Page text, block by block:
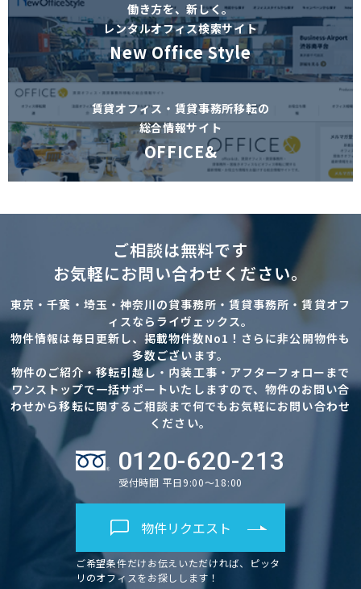
働き方を、新しく。
レンタルオフィス検索サイト
New Office Style
賃貸オフィス・賃貸事務所移転の
総合情報サイト
OFFICE&
ご相談は無料です
お気軽にお問い合わせください。
東京・千葉・埼玉・神奈川の貸事務所・賃貸事務所・賃貸オフ
ィスならライヴェックス。
物件情報は毎日更新し、掲載物件数No1！さらに非公開物件も
多数ございます。
物件のご紹介・移転引越し・内装工事・アフターフォローまで
ワンストップで一括サポートいたしますので、物件のお問い合
わせから移転に関するご相談まで何でもお気軽にお問い合わせ
ください。
0120-620-213
受付時間 平日9:00～18:00
物件リクエスト
ご希望条件だけお伝えいただければ、ピッタ
リのオフィスをお探しします！